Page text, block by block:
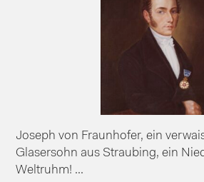
Joseph von Fraunhofer, ein
Glasersohn aus Straubing, ein
Weltruhm! ...